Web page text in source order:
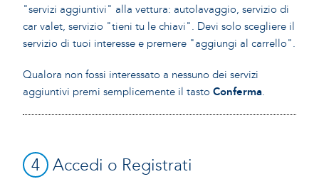
"servizi aggiuntivi" alla vettura: autolavaggio, servizio di
car valet, servizio "tieni tu le chiavi". Devi solo scegliere il
servizio di tuoi interesse e premere "aggiungi al carrello".
Qualora non fossi interessato a nessuno dei servizi
aggiuntivi premi semplicemente il tastoConferma.
4 Accedi o Registrati